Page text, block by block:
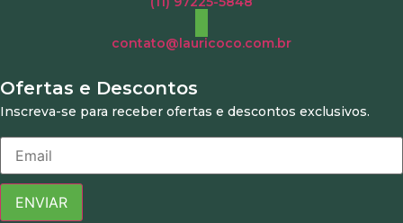
contato@lauricoco.com.br
Ofertas e Descontos
Inscreva-se para receber ofertas e descontos exclusivos.
ENVIAR